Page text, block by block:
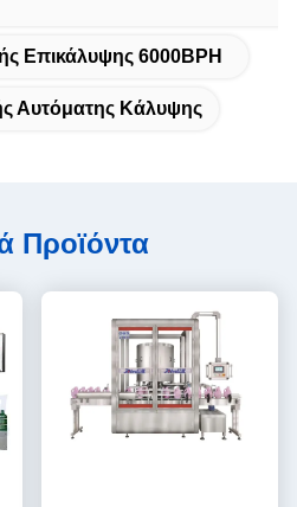
Επικάλυψης 6000BPH
Αυτόματης Κάλυψης
Προϊόντα